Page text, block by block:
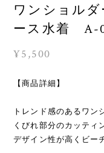
ワンショル
ース水着 A-
¥5,500
【商品詳細】
トレンド感のあるワン
くびれ部分のカッティ
デザイン性が高くビー